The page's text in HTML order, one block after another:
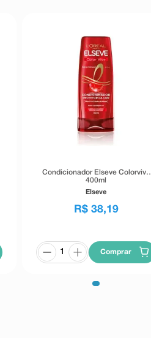
Condicionador Elseve Colorvive
400ml
Elseve
R$ 38,19
Comprar